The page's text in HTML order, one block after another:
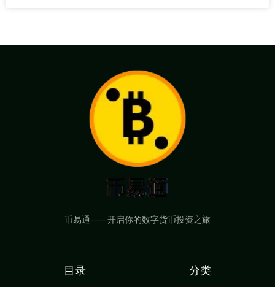
币易通——开启你的数字货币投资之旅
目录 分类